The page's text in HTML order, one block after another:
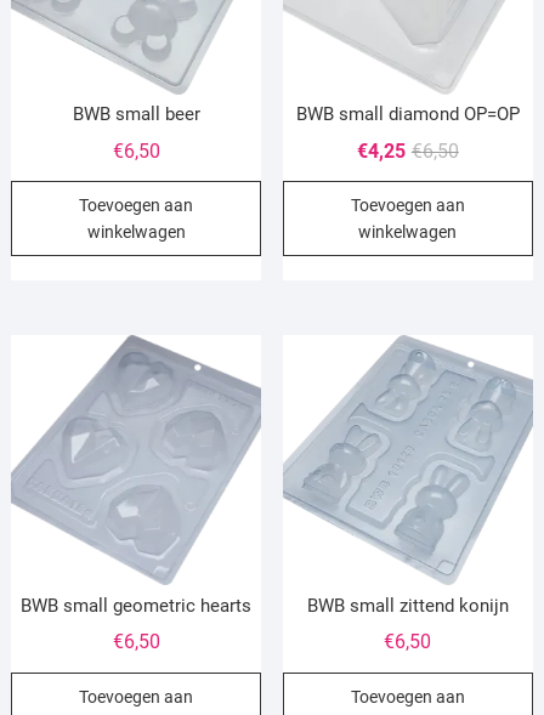
BWB small beer
€6,50
Toevoegen aan
winkelwagen
BWB small diamond OP=OP
€6,50
prijs
was:
€4,25
Huidige
prijs
is:
Toevoegen aan
winkelwagen
BWB small geometric hearts
€6,50
Toevoegen aan
BWB small zittend konijn
€6,50
Toevoegen aan